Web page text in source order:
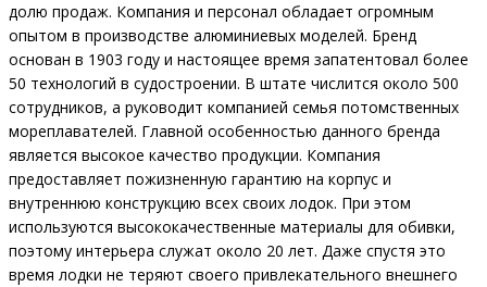
долю продаж. Компания и персонал обладает огромным
опытом в производстве алюминиевых моделей. Бренд
основан в 1903 году и настоящее время запатентовал более
50 технологий в судостроении. В штате числится около 500
сотрудников, а руководит компанией семья потомственных
мореплавателей. Главной особенностью данного бренда
является высокое качество продукции. Компания
предоставляет пожизненную гарантию на корпус и
внутреннюю конструкцию всех своих лодок. При этом
используются высококачественные материалы для обивки,
поэтому интерьера служат около 20 лет. Даже спустя это
время лодки не теряют своего привлекательного внешнего